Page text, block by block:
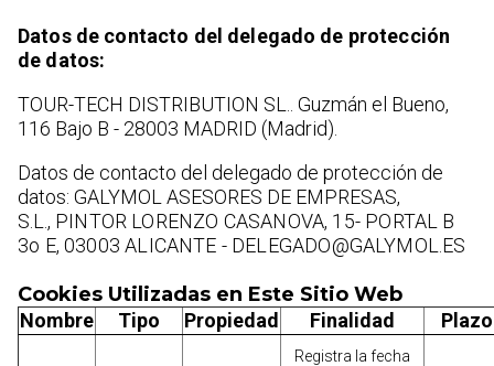
Datos de contacto del delegado de protección
de datos:
TOUR-TECH DISTRIBUTION SL.. Guzmán el Bueno,
116 Bajo B - 28003 MADRID (Madrid).
Datos de contacto del delegado de protección de
datos: GALYMOL ASESORES DE EMPRESAS,
S.L., PINTOR LORENZO CASANOVA, 15- PORTAL B
3o E, 03003 ALICANTE - DELEGADO@GALYMOL.ES
Cookies Utilizadas en Este Sitio Web
Nombre Tipo Propiedad Finalidad Plazo
Registra la fecha